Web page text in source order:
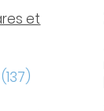
et
(137)